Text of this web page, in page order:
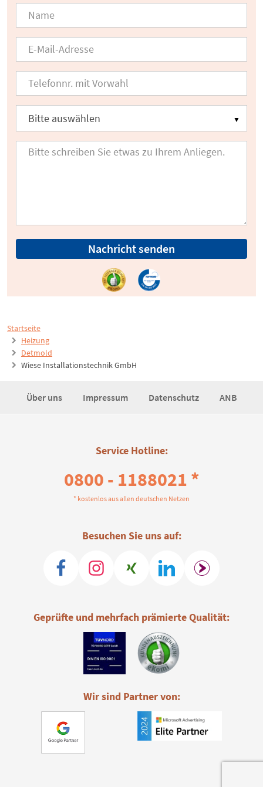
Startseite
Heizung
Detmold
Wiese Installationstechnik GmbH
Nachricht senden
Über uns Impressum Datenschutz ANB
Service Hotline:
0800 - 1188021 *
* kostenlos aus allen deutschen Netzen
Besuchen Sie uns auf:
Geprüfte und mehrfach prämierte Qualität:
Wir sind Partner von: